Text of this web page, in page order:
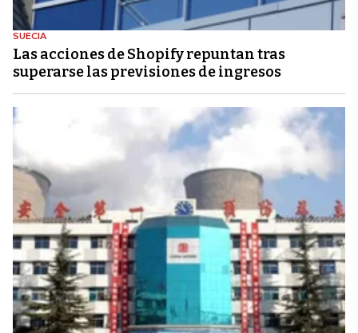
SUECIA
Las acciones de Shopify repuntan tras
superarse las previsiones de ingresos